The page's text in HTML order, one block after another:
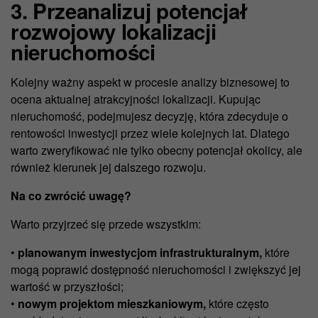
3. Przeanalizuj potencjał
rozwojowy lokalizacji
nieruchomości
Kolejny ważny aspekt w procesie analizy biznesowej to
ocena aktualnej atrakcyjności lokalizacji. Kupując
nieruchomość, podejmujesz decyzję, która zdecyduje o
rentowości inwestycji przez wiele kolejnych lat. Dlatego
warto zweryfikować nie tylko obecny potencjał okolicy, ale
również kierunek jej dalszego rozwoju.
Na co zwrócić uwagę?
Warto przyjrzeć się przede wszystkim:
• planowanym inwestycjom infrastrukturalnym, które
mogą poprawić dostępność nieruchomości i zwiększyć jej
wartość w przyszłości;
• nowym projektom mieszkaniowym, które często